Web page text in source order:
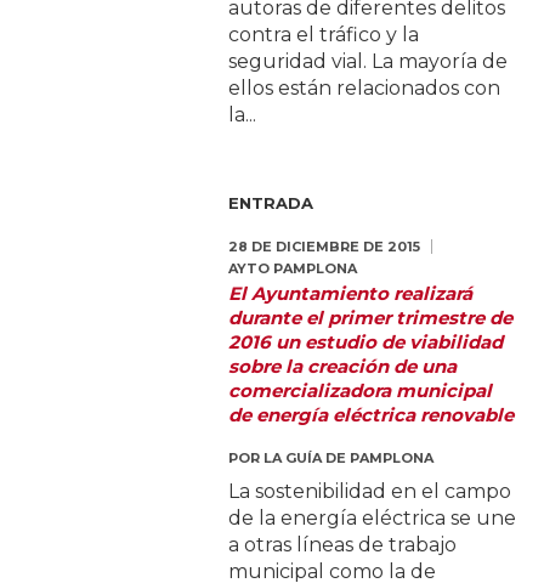
autoras de diferentes delitos
contra el tráfico y la
seguridad vial. La mayoría de
ellos están relacionados con
la...
ENTRADA
28 DE DICIEMBRE DE 2015
AYTO PAMPLONA
El Ayuntamiento realizará
durante el primer trimestre de
2016 un estudio de viabilidad
sobre la creación de una
comercializadora municipal
de energía eléctrica renovable
POR LA GUÍA DE PAMPLONA
La sostenibilidad en el campo
de la energía eléctrica se une
a otras líneas de trabajo
municipal como la de